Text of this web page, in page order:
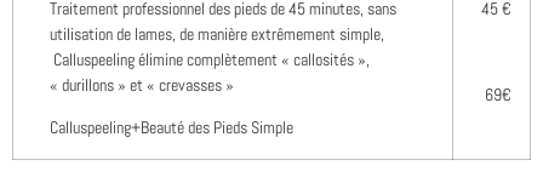
Traitement professionnel des pieds de 45 minutes, sans
utilisation de lames, de manière extrêmement simple,
Calluspeeling élimine complètement « callosités »,
« durillons » et « crevasses »
Calluspeeling+Beauté des Pieds Simple
45 €
69€